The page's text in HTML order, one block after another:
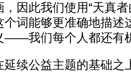
因此我们使用“天真
个词能够更准确地描述
――我们每个人都还有
公益主题的基础之